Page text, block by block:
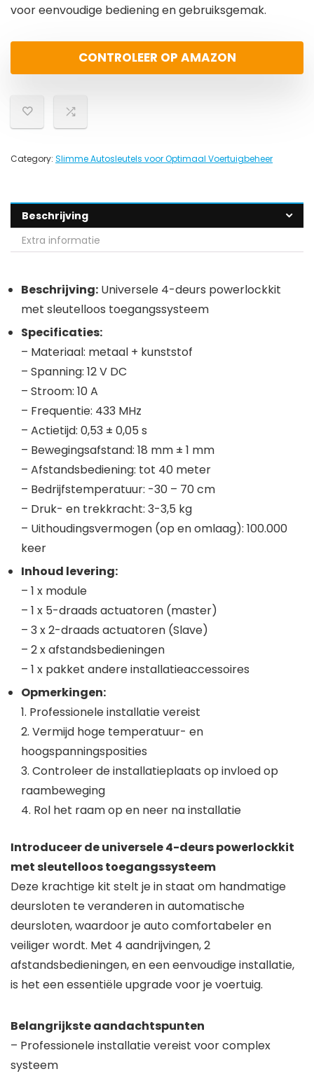
voor eenvoudige bediening en gebruiksgemak.
CONTROLEER OP AMAZON
Category: Slimme Autosleutels voor Optimaal Voertuigbeheer
Beschrijving
Extra informatie
Beschrijving: Universele 4-deurs powerlockkit
met sleutelloos toegangssysteem
Specificaties:
– Materiaal: metaal + kunststof
– Spanning: 12 V DC
– Stroom: 10 A
– Frequentie: 433 MHz
– Actietijd: 0,53 ± 0,05 s
– Bewegingsafstand: 18 mm ± 1 mm
– Afstandsbediening: tot 40 meter
– Bedrijfstemperatuur: -30 – 70 cm
– Druk- en trekkracht: 3-3,5 kg
– Uithoudingsvermogen (op en omlaag): 100.000
keer
Inhoud levering:
– 1 x module
– 1 x 5-draads actuatoren (master)
– 3 x 2-draads actuatoren (Slave)
– 2 x afstandsbedieningen
– 1 x pakket andere installatieaccessoires
Opmerkingen:
1. Professionele installatie vereist
2. Vermijd hoge temperatuur- en
hoogspanningsposities
3. Controleer de installatieplaats op invloed op
raambeweging
4. Rol het raam op en neer na installatie
Introduceer de universele 4-deurs powerlockkit
met sleutelloos toegangssysteem
Deze krachtige kit stelt je in staat om handmatige
deursloten te veranderen in automatische
deursloten, waardoor je auto comfortabeler en
veiliger wordt. Met 4 aandrijvingen, 2
afstandsbedieningen, en een eenvoudige installatie,
is het een essentiële upgrade voor je voertuig.
Belangrijkste aandachtspunten
– Professionele installatie vereist voor complex
systeem